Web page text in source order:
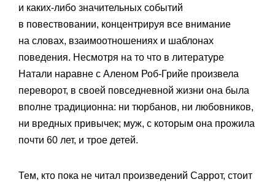
и каких-либо значительных событий
в повествовании, концентрируя все внимание
на словах, взаимоотношениях и шаблонах
поведения. Несмотря на то что в литературе
Натали наравне с Аленом Роб-Грийе произвела
переворот, в своей повседневной жизни она была
вполне традиционна: ни тюрбанов, ни любовников,
ни вредных привычек; муж, с которым она прожила
почти 60 лет, и трое детей.
Тем, кто пока не читал произведений Саррот, стоит